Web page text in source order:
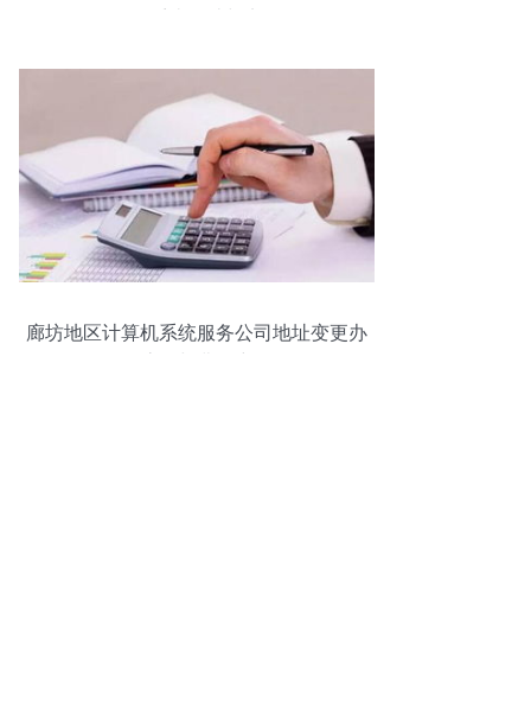
廊坊地区计算机系统服务公司地址变更办